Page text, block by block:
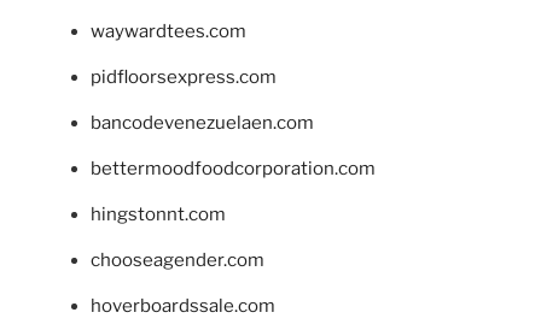
waywardtees.com
pidfloorsexpress.com
bancodevenezuelaen.com
bettermoodfoodcorporation.com
hingstonnt.com
chooseagender.com
hoverboardssale.com